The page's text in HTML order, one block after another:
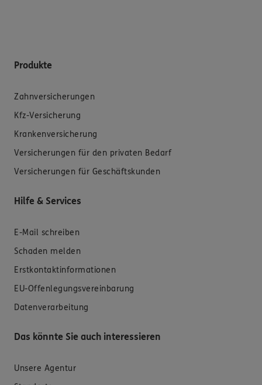
Produkte
Zahnversicherungen
Kfz-Versicherung
Krankenversicherung
Versicherungen für den privaten Bedarf
Versicherungen für Geschäftskunden
Hilfe & Services
E-Mail schreiben
Schaden melden
Erstkontaktinformationen
EU-Offenlegungsvereinbarung
Datenverarbeitung
Das könnte Sie auch interessieren
Unsere Agentur